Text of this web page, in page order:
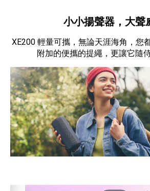
小小揚聲器，大聲
XE200 輕量可攜，無論天涯海角，您
附加的便攜的提繩，更讓它隨